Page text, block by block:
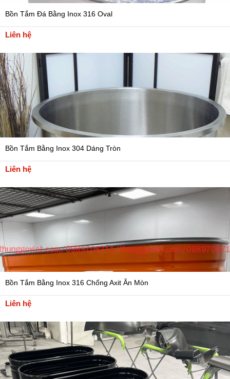
Bồn Tắm Đá Bằng Inox 316 Oval
Liên hệ
Bồn Tắm Bằng Inox 304 Dáng Tròn
Liên hệ
Bồn Tắm Bằng Inox 316 Chống Axit Ăn Mòn
Liên hệ